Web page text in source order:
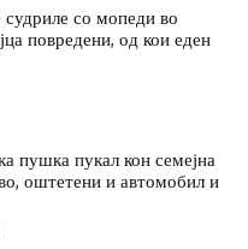
судриле со мопеди во
повредени, од кои еден
пушка пукал кон семејна
оштетени и автомобил и